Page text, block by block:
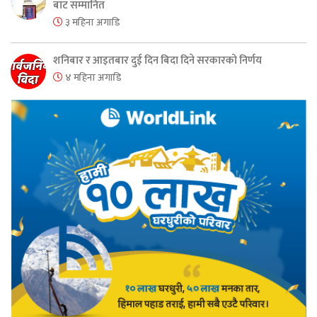
बाट सम्मानित
३ महिना अगाडि
शनिबार र आइतबार दुई दिन बिदा दिने सरकारको निर्णय
४ महिना अगाडि